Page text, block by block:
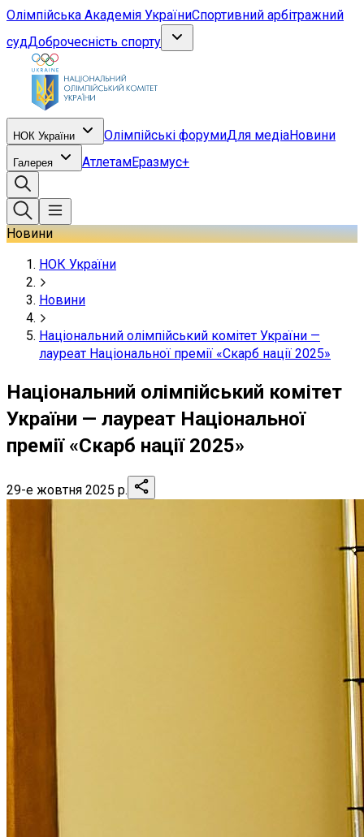
Олімпійська Академія УкраїниСпортивний арбітражний
судДоброчесність спорту
НОК України Олімпійські форумиДля медіаНовини
Галерея АтлетамЕразмус+
Новини
НОК України
Новини
Національний олімпійський комітет України —
лауреат Національної премії «Скарб нації 2025»
Національний олімпійський комітет
України — лауреат Національної
премії «Скарб нації 2025»
29-е жовтня 2025 р.